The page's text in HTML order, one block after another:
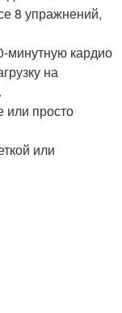
8 упражнений,
минутную кардио
на
или просто
или